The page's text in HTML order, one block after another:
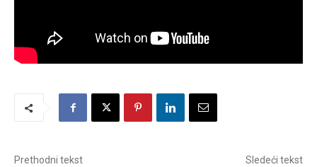
Prethodni tekst Sledeći tekst